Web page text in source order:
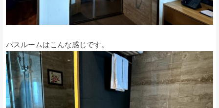
バスルームはこんな感じです。